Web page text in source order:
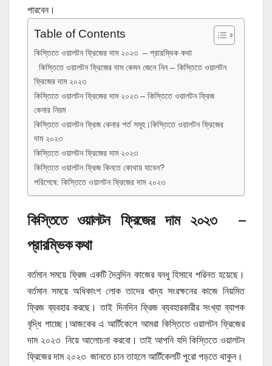
পারবেন।
Table of Contents
কিস্তিতে ওয়ালটন ফ্রিজের দাম ২০২৩ – প্রারম্ভিক কথা
কিস্তিতে ওয়ালটন ফ্রিজের দাম কেমন জেনে নিন – কিস্তিতে ওয়ালটন
ফ্রিজের দাম ২০২৩
কিস্তিতে ওয়ালটন ফ্রিজের দাম ২০২৩ – কিস্তিতে ওয়ালটন ফ্রিজ
কেনার নিয়ম
কিস্তিতে ওয়ালটন ফ্রিজ কেনার শর্ত সমূহ।কিস্তিতে ওয়ালটন ফ্রিজের
দাম ২০২৩
কিস্তিতে ওয়ালটন ফ্রিজের দাম ২০২৩
কিস্তিতে ওয়ালটন ফ্রিজ কিনতে কোথায় যাবেন?
পরিশেষে: কিস্তিতে ওয়ালটন ফ্রিজের দাম ২০২৩
কিস্তিতে ওয়ালটন ফ্রিজের দাম ২০২৩ –
প্রারম্ভিক কথা
বর্তমান সময়ে ফ্রিজ একটি দৈনন্দিন কাজের বনধু হিসাবে পরিনত হয়েছে।
বর্তমান সময়ে অধিকাংশ লোক তাদের খাদ্য সংরক্ষনের কাজে নিয়মিত
ফ্রিজ ব্যবহার করছে। তাই দিনদিন ফ্রিজ ব্যবহারকারীর সংখ্যা ব্যাপক
বৃদ্ধি পাচ্ছে।আজকের এ আর্টিকেলে আমরা কিস্তিতে ওয়ালটন ফ্রিজের
দাম ২০২৩ নিয়ে আলোচনা করবো। তাই আপনি যদি কিস্তিতে ওয়ালটন
ফ্রিজের দাম ২০২৩ জানতে চান তাহলে আর্টিকেলটি পুরো পড়তে থাকুন।